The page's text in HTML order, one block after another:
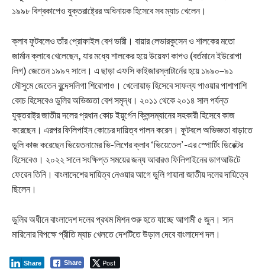
১৯৯৮ বিশ্বকাপেও যুক্তরাষ্ট্রের অধিনায়ক হিসেবে সব ম্যাচ খেলেন।
ক্লাব ফুটবলেও তাঁর প্রোফাইল বেশ ভারী। বায়ার লেভারকুসেন ও শালকের মতো
জার্মান ক্লাবে খেলেছেন, যার মধ্যে শালকের হয়ে উয়েফা কাপও (বর্তমানে ইউরোপা
লিগ) জেতেন ১৯৯৭ সালে। এ ছাড়া এফসি কাইজারস্লাটার্নের হয়ে ১৯৯০–৯১
মৌসুমে জেতেন বুন্দেসলিগা শিরোপাও। খেলোয়াড় হিসেবে সাফল্য পাওয়ার পাশাপাশি
কোচ হিসেবেও ডুলির অভিজ্ঞতা বেশ সমৃদ্ধ। ২০১১ থেকে ২০১৪ সাল পর্যন্ত
যুক্তরাষ্ট্র জাতীয় দলের প্রধান কোচ ইয়ুর্গেন ক্লিন্সম্যানের সহকারী হিসেবে কাজ
করেছেন। এরপর ফিলিপাইন কোচের দায়িত্ব পালন করেন। ‎ফুটবলে অভিজ্ঞতা বাড়াতে
ডুলি কাজ করেছেন ভিয়েতনামের ভি-লিগের ক্লাব ‘ভিয়েতেল’-এর স্পোর্টিং ডিরেক্টর
হিসেবেও। ২০২২ সালে সংক্ষিপ্ত সময়ের জন্য আবারও ফিলিপাইনের ডাগআউটে
ফেরেন তিনি। বাংলাদেশের দায়িত্ব নেওয়ার আগে ডুলি গায়ানা জাতীয় দলের দায়িত্বে
ছিলেন।
‎ডুলির অধীনে বাংলাদেশ দলের প্রথম মিশন শুরু হতে যাচ্ছে আগামী ৫ জুন। সান
মারিনোর বিপক্ষে প্রীতি ম্যাচ খেলতে দেশটিতে উড়াল দেবে বাংলাদেশ দল।
Share Post
Share